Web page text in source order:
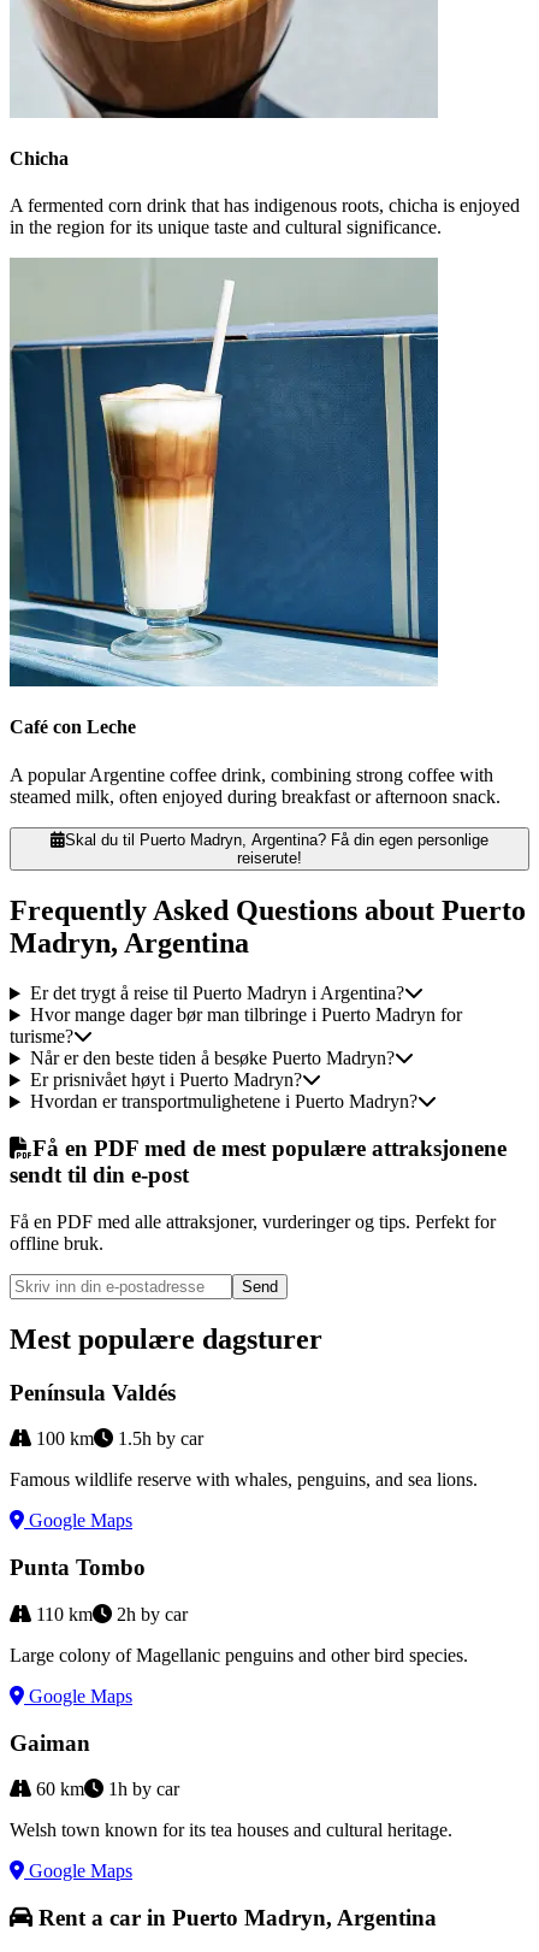
Chicha
A fermented corn drink that has indigenous roots, chicha is enjoyed
in the region for its unique taste and cultural significance.
Café con Leche
A popular Argentine coffee drink, combining strong coffee with
steamed milk, often enjoyed during breakfast or afternoon snack.
Skal du til Puerto Madryn, Argentina? Få din egen personlige
reiserute!
Frequently Asked Questions about Puerto
Madryn, Argentina
Er det trygt å reise til Puerto Madryn i Argentina?
Hvor mange dager bør man tilbringe i Puerto Madryn for
turisme?
Når er den beste tiden å besøke Puerto Madryn?
Er prisnivået høyt i Puerto Madryn?
Hvordan er transportmulighetene i Puerto Madryn?
Få en PDF med de mest populære attraksjonene
sendt til din e-post
Få en PDF med alle attraksjoner, vurderinger og tips. Perfekt for
offline bruk.
Send
Mest populære dagsturer
Península Valdés
100 km
1.5h by car
Famous wildlife reserve with whales, penguins, and sea lions.
Google Maps
Punta Tombo
110 km
2h by car
Large colony of Magellanic penguins and other bird species.
Google Maps
Gaiman
60 km
1h by car
Welsh town known for its tea houses and cultural heritage.
Google Maps
Rent a car in Puerto Madryn, Argentina